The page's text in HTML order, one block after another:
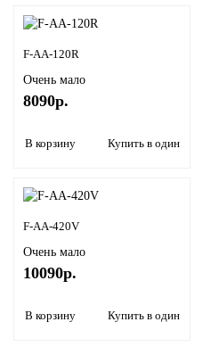
F-AA-120R
Очень мало
8090р.
В корзину Купить в один клик
F-AA-420V
Очень мало
10090р.
В корзину Купить в один клик